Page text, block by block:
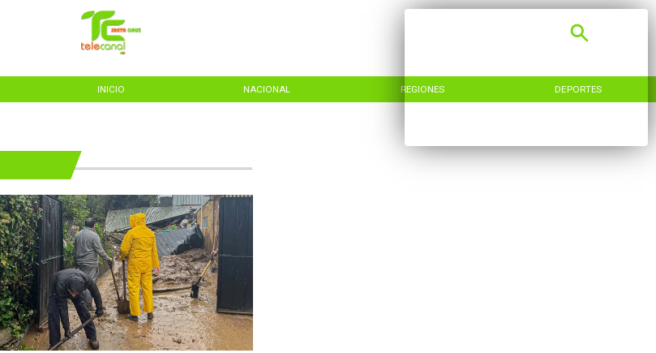
INICIO NACIONAL REGIONES DEPORTES